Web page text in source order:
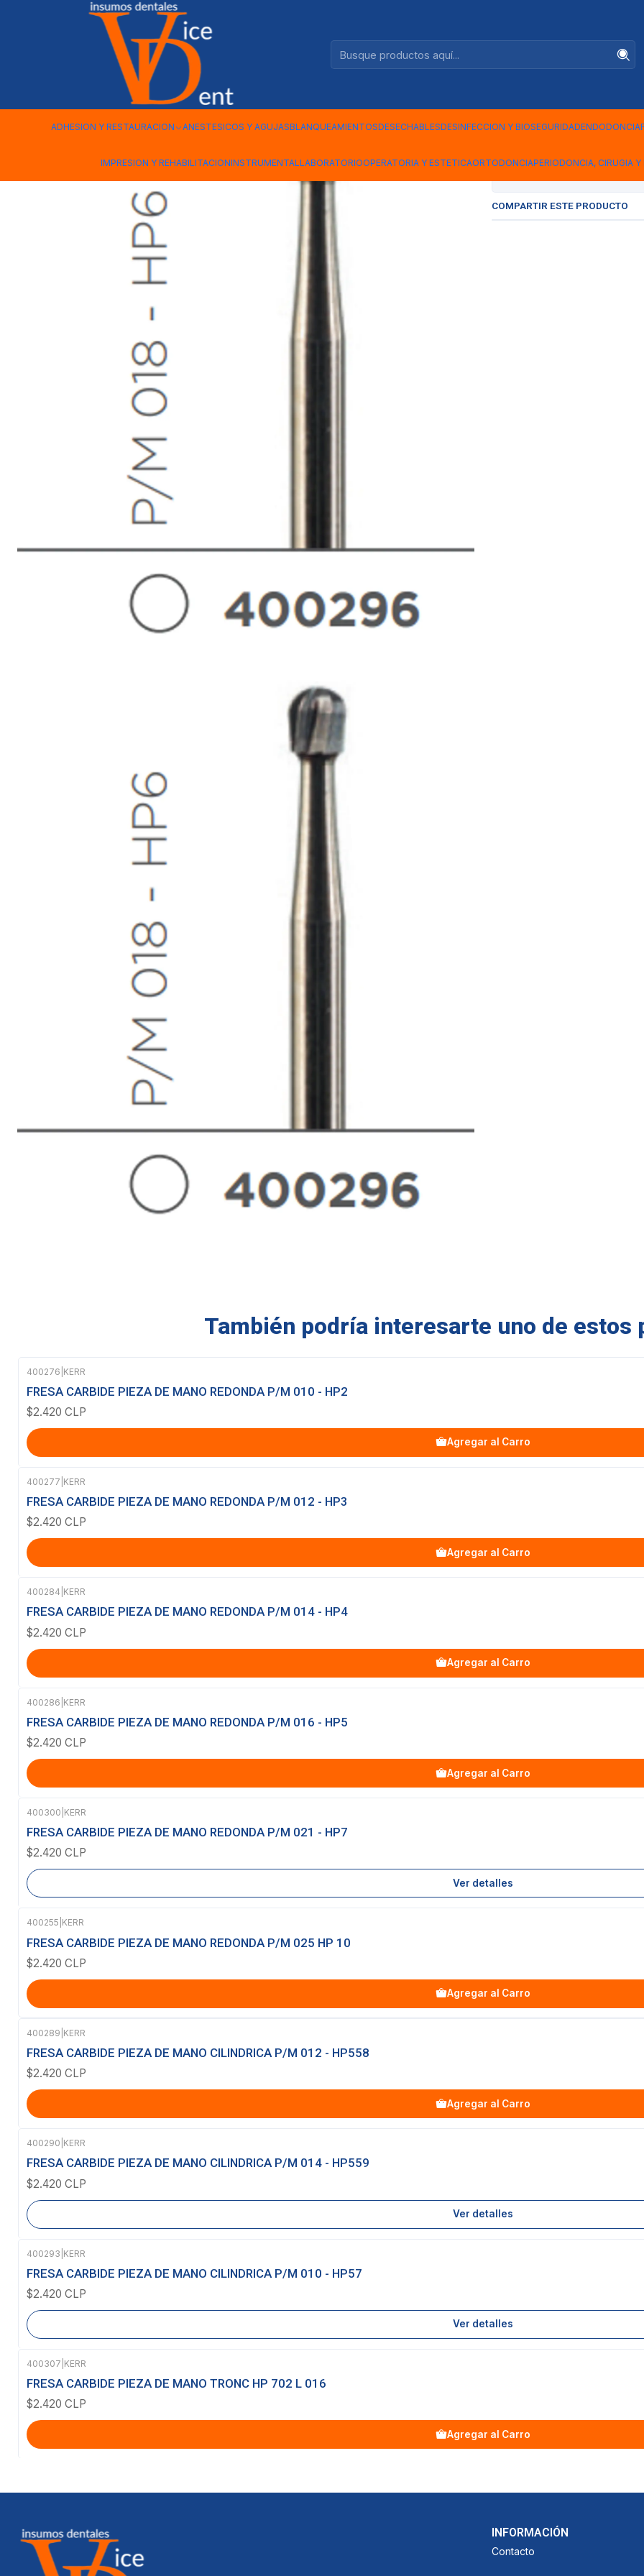
ADHESION Y RESTAURACION ANESTESICOS Y AGUJASBLANQUEAMIENTOSDESECHABLESDESINFECCION Y BIOSEGURIDADENDODONCIA
IMPRESION Y REHABILITACIONINSTRUMENTALLABORATORIOOPERATORIA Y ESTETICAORTODONCIAPERIODONCIA, CIRUGIA Y
Fresa Carbide Pieza de Mano Redonda P/M 018 - HP6
Redonda
COMPARTIR ESTE PRODUCTO
También podría interesarte uno de estos
400276 KERR
FRESA CARBIDE PIEZA DE MANO REDONDA P/M 010 - HP2
$2.420 CLP
Agregar al Carro
400277 KERR
FRESA CARBIDE PIEZA DE MANO REDONDA P/M 012 - HP3
$2.420 CLP
Agregar al Carro
400284 KERR
FRESA CARBIDE PIEZA DE MANO REDONDA P/M 014 - HP4
$2.420 CLP
Agregar al Carro
400286 KERR
FRESA CARBIDE PIEZA DE MANO REDONDA P/M 016 - HP5
$2.420 CLP
Agregar al Carro
Agotado
400300 KERR
FRESA CARBIDE PIEZA DE MANO REDONDA P/M 021 - HP7
$2.420 CLP
Ver detalles
400255 KERR
FRESA CARBIDE PIEZA DE MANO REDONDA P/M 025 HP 10
$2.420 CLP
Agregar al Carro
400289 KERR
FRESA CARBIDE PIEZA DE MANO CILINDRICA P/M 012 - HP558
$2.420 CLP
Agregar al Carro
Agotado
400290 KERR
FRESA CARBIDE PIEZA DE MANO CILINDRICA P/M 014 - HP559
$2.420 CLP
Ver detalles
Agotado
400293 KERR
FRESA CARBIDE PIEZA DE MANO CILINDRICA P/M 010 - HP57
$2.420 CLP
Ver detalles
400307 KERR
FRESA CARBIDE PIEZA DE MANO TRONC HP 702 L 016
$2.420 CLP
Agregar al Carro
INFORMACIÓN
Contacto